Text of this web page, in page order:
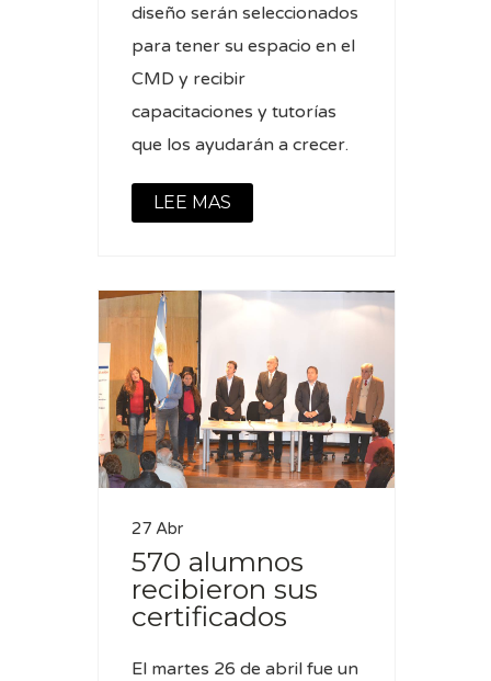
diseño serán seleccionados
para tener su espacio en el
CMD y recibir
capacitaciones y tutorías
que los ayudarán a crecer.
LEE MAS
27 Abr
570 alumnos
recibieron sus
certificados
El martes 26 de abril fue un